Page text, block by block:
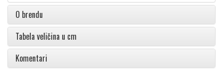
O brendu
Tabela veličina u cm
Komentari